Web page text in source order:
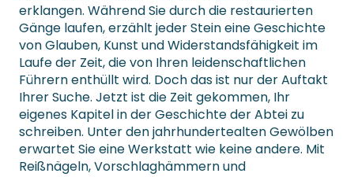
erklangen. Während Sie durch die restaurierten
Gänge laufen, erzählt jeder Stein eine Geschichte
von Glauben, Kunst und Widerstandsfähigkeit im
Laufe der Zeit, die von Ihren leidenschaftlichen
Führern enthüllt wird. Doch das ist nur der Auftakt
Ihrer Suche. Jetzt ist die Zeit gekommen, Ihr
eigenes Kapitel in der Geschichte der Abtei zu
schreiben. Unter den jahrhundertealten Gewölben
erwartet Sie eine Werkstatt wie keine andere. Mit
Reißnägeln, Vorschlaghämmern und